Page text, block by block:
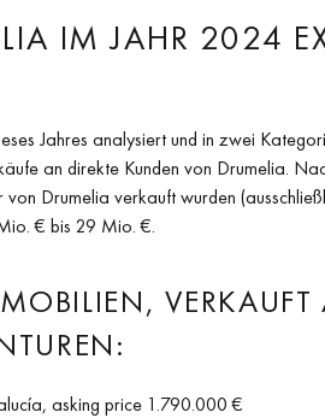
IM JAHR 2024
Jahres analysiert und in zwei
an direkte Kunden von Drumelia.
von Drumelia verkauft wurden
€ bis 29 Mio. €.
asking price 1.790.000 €